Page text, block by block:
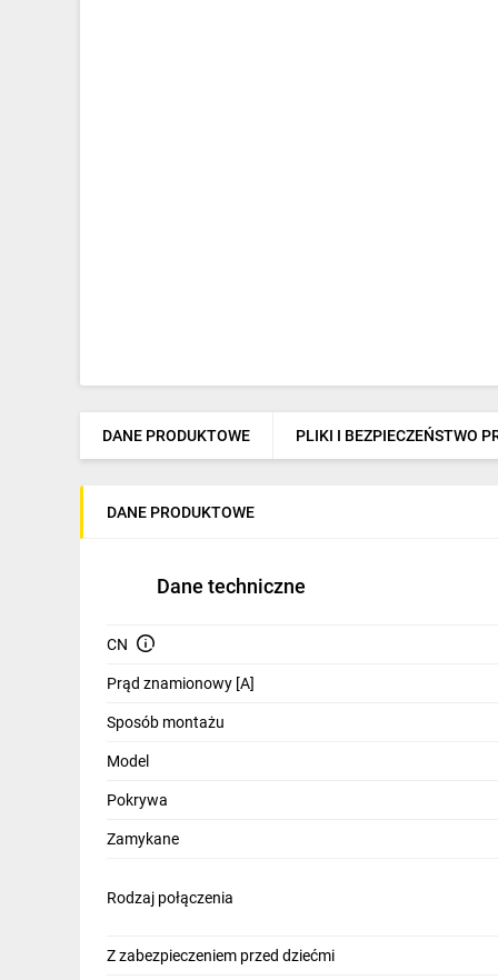
DANE PRODUKTOWE PLIKI I BEZPIECZEŃSTWO
DANE PRODUKTOWE
Dane techniczne
CN
Prąd znamionowy [A]
Sposób montażu
Model
Pokrywa
Zamykane
Rodzaj połączenia
Z zabezpieczeniem przed dziećmi